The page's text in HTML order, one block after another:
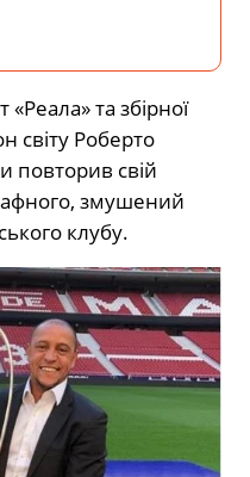
та збірної
світу Роберто
повторив свій
змушений
клубу.